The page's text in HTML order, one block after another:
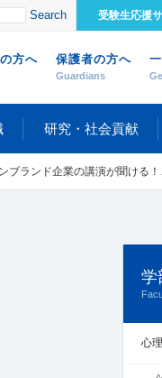
Search 受験生応援
方へ 保護者の方へ
Guardians
研究・社会貢献
！社会情報学科「ファッションブランド・ケーススタディ」がスタート！（2023年度）
学
心